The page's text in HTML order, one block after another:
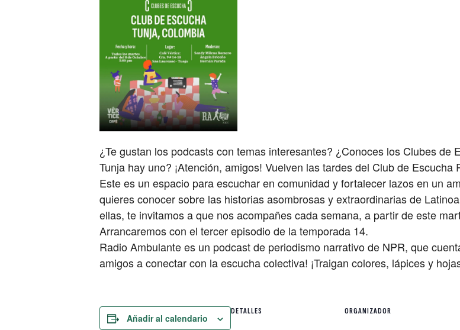
¿Te gustan los podcasts con temas interesantes? ¿Conoces los Clubes de
Tunja hay uno? ¡Atención, amigos! Vuelven las tardes del Club de Escucha
Este es un espacio para escuchar en comunidad y fortalecer lazos en un
quieres conocer sobre las historias asombrosas y extraordinarias de
ellas, te invitamos a que nos acompañes cada semana, a partir de este
Arrancaremos con el tercer episodio de la temporada 14.
Radio Ambulante es un podcast de periodismo narrativo de NPR, que
amigos a conectar con la escucha colectiva! ¡Traigan colores, lápices y
Añadir al calendario
DETALLES ORGANIZADOR